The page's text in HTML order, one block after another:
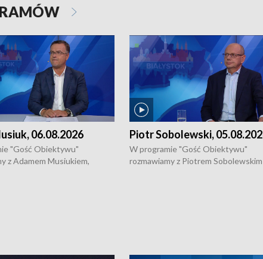
06.08.2026
"Gość Obiektywu"
z Adamem Musiukiem,
Piotr Sobolewski,
W programie "Gość Obiektywu"
rozmawiamy z Piotrem